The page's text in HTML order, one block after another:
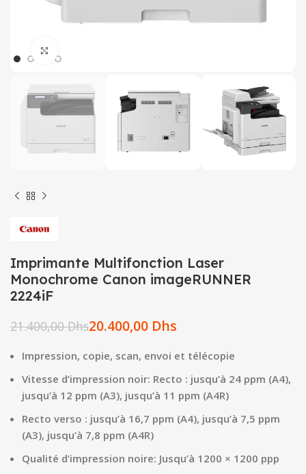
Imprimante Multifonction Laser
Monochrome Canon imageRUNNER
2224iF
21.400,00Dhs20.400,00 Dhs
Impression, copie, scan, envoi et télécopie
Vitesse d’impression noir: Recto : jusqu’à 24 ppm (A4),
jusqu’à 12 ppm (A3), jusqu’à 11 ppm (A4R)
Recto verso : jusqu’à 16,7 ppm (A4), jusqu’à 7,5 ppm
(A3), jusqu’à 7,8 ppm (A4R)
Qualité d’impression noire: Jusqu’à 1200 × 1200 ppp